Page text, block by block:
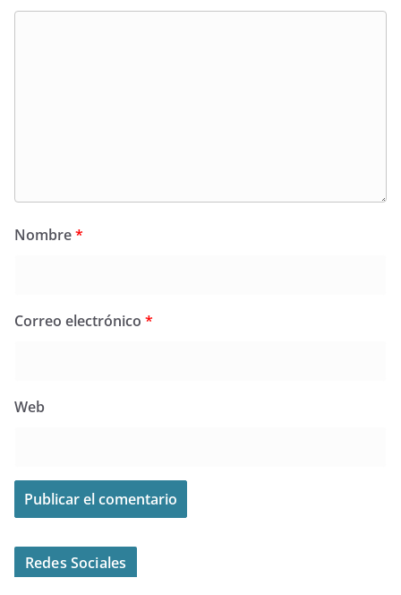
Nombre*
Correo electrónico *
Web
Redes Sociales